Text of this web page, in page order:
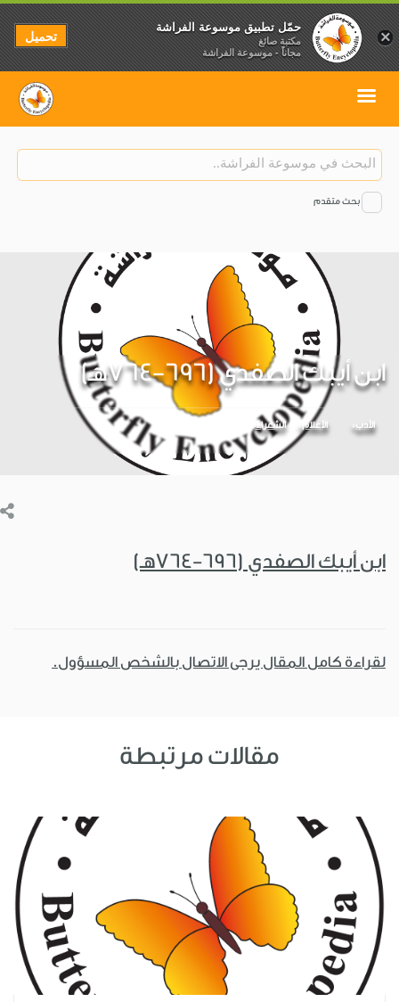
بحث متقدم
ابن أيبك الصفدي (696-764هـ)
الأدب الأعلام الشعراء
ابن أيبك الصفدي (696-764هـ)
لقراءة كامل المقال يرجى الاتصال بالشخص المسؤول.
مقالات مرتبطة
×
حمّل تطبيق موسوعة الفراشة
مكتبة صائغ
مجاناً - موسوعة الفراشة
تحميل